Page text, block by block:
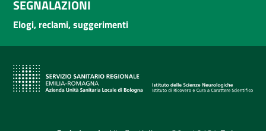
SEGNALAZIONI
Elogi, reclami, suggerimenti